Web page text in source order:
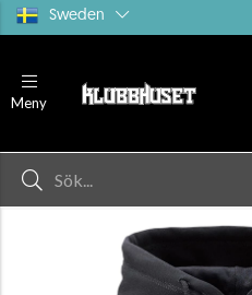
Sweden
Meny